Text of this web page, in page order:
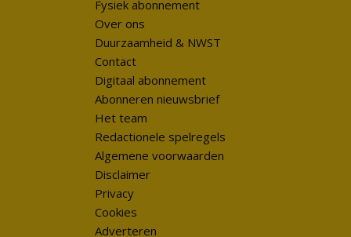
Fysiek abonnement
Over ons
Duurzaamheid & NWST
Contact
Digitaal abonnement
Abonneren nieuwsbrief
Het team
Redactionele spelregels
Algemene voorwaarden
Disclaimer
Privacy
Cookies
Adverteren